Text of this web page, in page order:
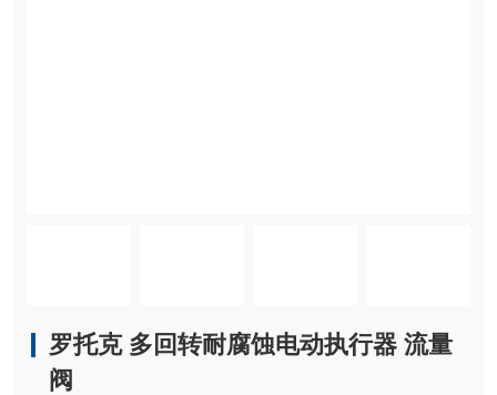
罗托克 多回转耐腐蚀电动执行器 流量
阀